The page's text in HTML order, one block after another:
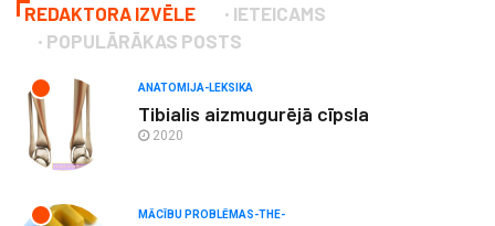
REDAKTORA IZVĒLE
IETEICAMS
POPULĀRĀKAS POSTS
ANATOMIJA-LEKSIKA
Tibialis aizmugurējā cīpsla
2020
MĀCĪBU PROBLĒMAS-THE-